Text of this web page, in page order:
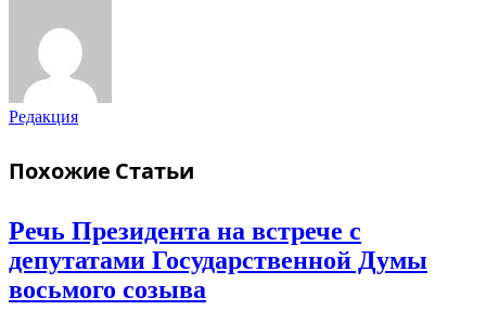
Редакция
Похожие Статьи
Речь Президента на встрече с
депутатами Государственной Думы
восьмого созыва